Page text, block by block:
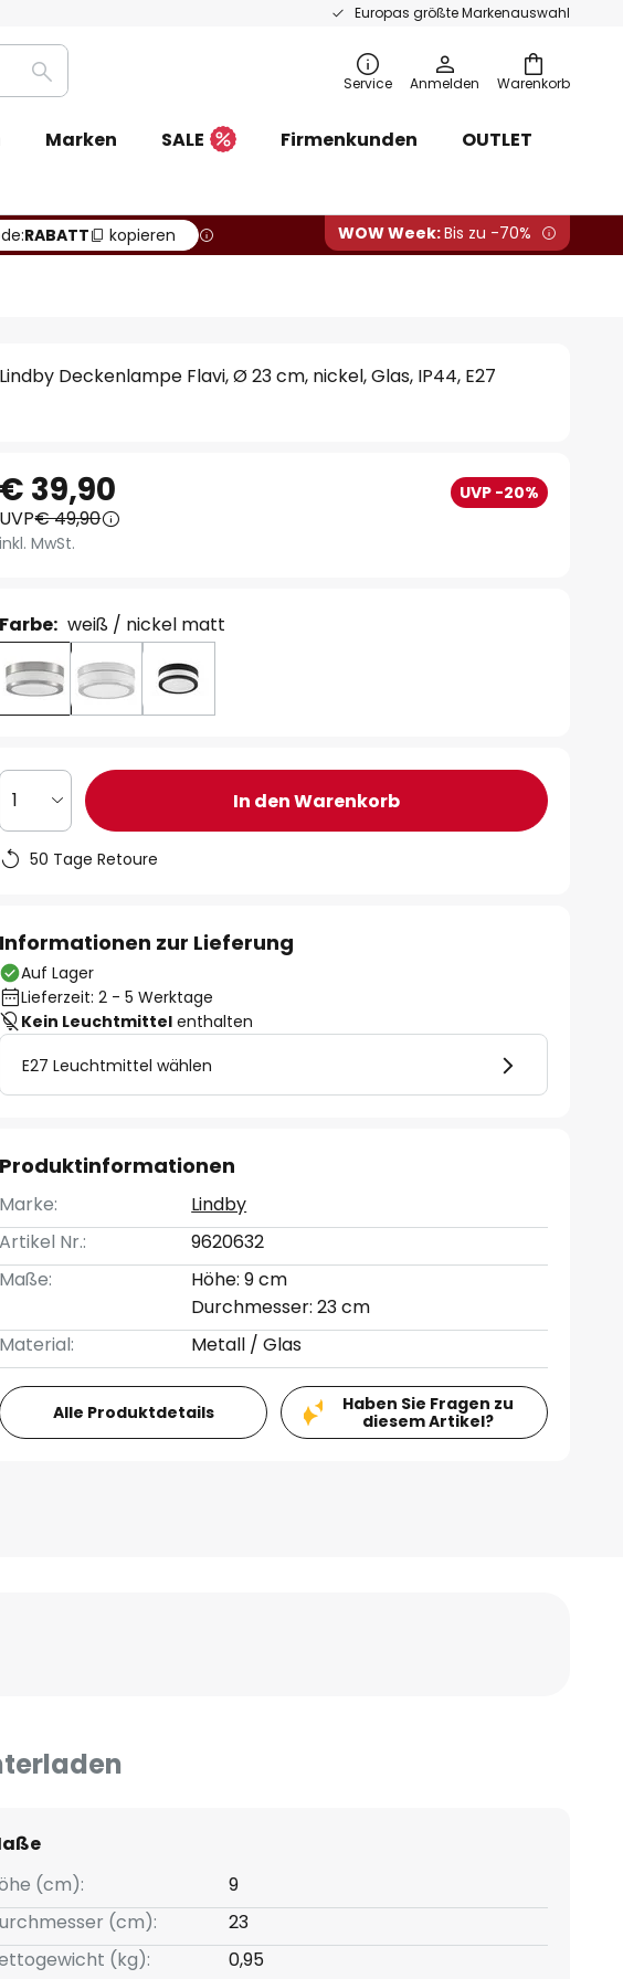
Europas größte Markenauswahl
Warenkorb
Suche Service Anmelden
Marken SALE Firmenkunden
OUTLET
RABATT kopieren WOW Week:Bis zu -70%
Lindby Deckenlampe Flavi, Ø 23 cm, nickel, Glas, IP44, E27
€ 39,90 UVP -20%
UVP€ 49,90
inkl. MwSt.
Farbe: weiß / nickel matt
1 In den Warenkorb
50 Tage Retoure
Informationen zur Lieferung
Auf Lager
Lieferzeit: 2 - 5 Werktage
Kein Leuchtmittel enthalten
E27 Leuchtmittel wählen
Produktinformationen
Marke:
Lindby
Artikel Nr.:
9620632
Maße:
Höhe: 9 cm
Durchmesser: 23 cm
Material:
Metall / Glas
Alle Produktdetails
Haben Sie Fragen zu
diesem Artikel?
(cm):
9
(cm):
23
(kg):
0,95